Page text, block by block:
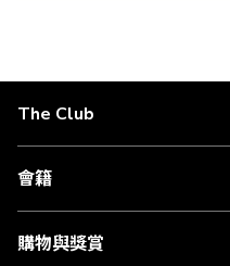
The Club
關於 The Club
合作夥伴
媒體中心
會籍
會籍及專屬禮遇
賺取積分
購物與獎賞